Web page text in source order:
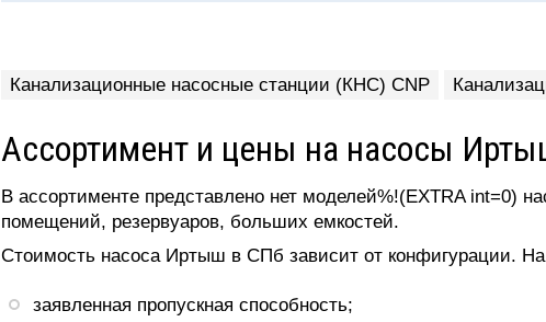
Канализационные насосные станции (КНС) CNP
Ассортимент и цены на насосы
В ассортименте представлено нет моделей%!(EXTRA int=0)
помещений, резервуаров, больших емкостей.
Стоимость насоса Иртыш в СПб зависит от конфигурации.
заявленная пропускная способность;